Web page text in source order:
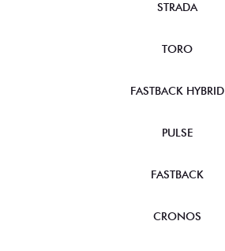
STRADA
TORO
FASTBACK HYBRID
PULSE
FASTBACK
CRONOS